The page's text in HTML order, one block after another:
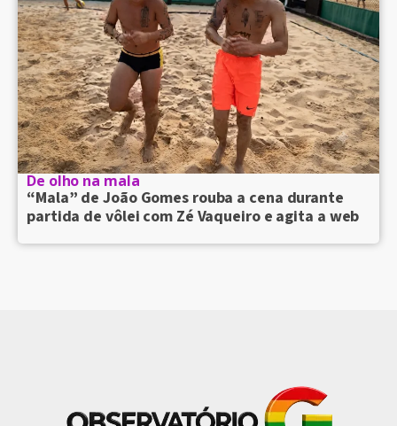
De olho na mala
“Mala” de João Gomes rouba a cena durante
partida de vôlei com Zé Vaqueiro e agita a web